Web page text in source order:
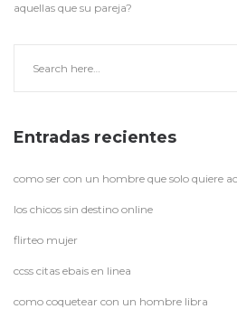
aquellas que su pareja?
Entradas recientes
como ser con un hombre que solo quiere
los chicos sin destino online
flirteo mujer
ccss citas ebais en linea
como coquetear con un hombre libra